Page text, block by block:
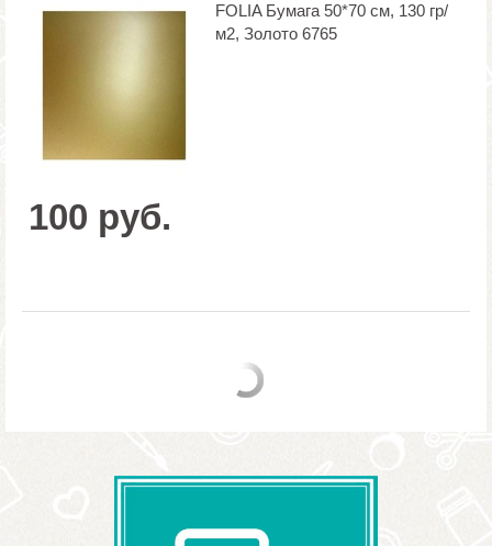
FOLIA Бумага 50*70 см, 130 гр/
м2, Золото 6765
100 руб.